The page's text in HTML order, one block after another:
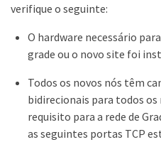
verifique o seguinte:
O hardware necessário
grade ou o novo site foi
Todos os novos nós têm
bidirecionais para todos
requisito para a rede de
as seguintes portas TCP